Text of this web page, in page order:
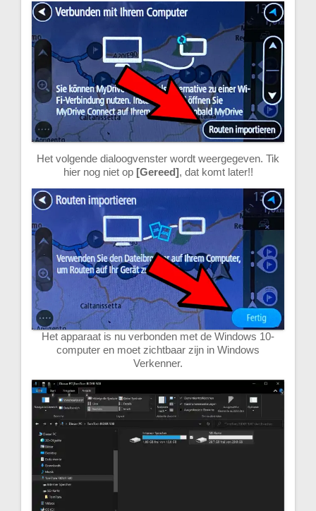
Het volgende dialoogvenster wordt weergegeven. Tik
hier nog niet op [Gereed], dat komt later!!
Het apparaat is nu verbonden met de Windows 10-
computer en moet zichtbaar zijn in Windows
Verkenner.